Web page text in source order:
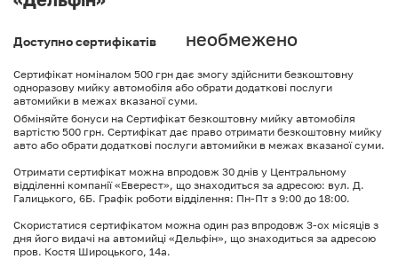
Доступно сертифікатів необмежено
Сертифікат номіналом 500 грн дає змогу здійснити безкоштовну
одноразову мийку автомобіля або обрати додаткові послуги
автомийки в межах вказаної суми.
Обміняйте бонуси на Сертифікат безкоштовну мийку автомобіля
вартістю 500 грн. Сертифікат дає право отримати безкоштовну мийку
авто або обрати додаткові послуги автомийки в межах вказаної суми.
Отримати сертифікат можна впродовж 30 днів у Центральному
відділенні компанії «Еверест», що знаходиться за адресою: вул. Д.
Галицького, 6Б. Графік роботи відділення: Пн-Пт з 9:00 до 18:00.
Скористатися сертифікатом можна один раз впродовж 3-ох місяців з
дня його видачі на автомийці «Дельфін», що знаходиться за адресою
пров. Костя Широцького, 14а.